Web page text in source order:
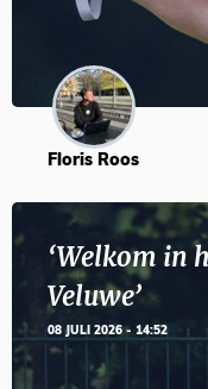
Floris Roos
‘Welkom in
Veluwe’
08 JULI 2026 - 14:52